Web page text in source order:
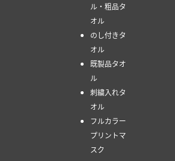
ル・粗品タ
オル
のし付きタ
オル
既製品タオ
ル
刺繍入れタ
オル
フルカラー
プリントマ
スク